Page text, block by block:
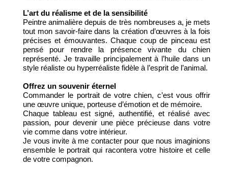
L’art du réalisme et de la sensibilité
Peintre animalière depuis de très nombreuses a, je mets
tout mon savoir-faire dans la création d’œuvres à la fois
précises et émouvantes. Chaque coup de pinceau est
pensé pour rendre la présence vivante du chien
représenté. Je travaille principalement à l’huile dans un
style réaliste ou hyperréaliste fidèle à l’esprit de l’animal.
Offrez un souvenir éternel
Commander le portrait de votre chien, c’est vous offrir
une œuvre unique, porteuse d’émotion et de mémoire.
Chaque tableau est signé, authentifié, et réalisé avec
passion, pour devenir une pièce précieuse dans votre
vie comme dans votre intérieur.
Je vous invite à me contacter pour que nous imaginions
ensemble le portrait qui racontera votre histoire et celle
de votre compagnon.